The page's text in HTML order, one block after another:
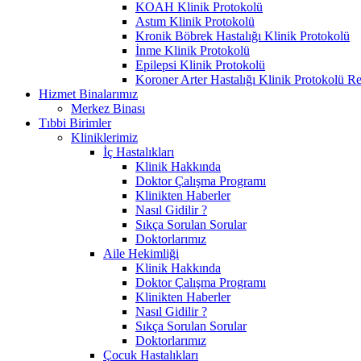
KOAH Klinik Protokolü
Astım Klinik Protokolü
Kronik Böbrek Hastalığı Klinik Protokolü
İnme Klinik Protokolü
Epilepsi Klinik Protokolü
Koroner Arter Hastalığı Klinik Protokolü
Hizmet Binalarımız
Merkez Binası
Tıbbi Birimler
Kliniklerimiz
İç Hastalıkları
Klinik Hakkında
Doktor Çalışma Programı
Klinikten Haberler
Nasıl Gidilir ?
Sıkça Sorulan Sorular
Doktorlarımız
Aile Hekimliği
Klinik Hakkında
Doktor Çalışma Programı
Klinikten Haberler
Nasıl Gidilir ?
Sıkça Sorulan Sorular
Doktorlarımız
Çocuk Hastalıkları